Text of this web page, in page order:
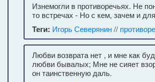
Изнемогли в противоречьях. Не
то встречах - Но с кем, зачем и
Теги: Игорь Северянин//
Любви возврата нет , и мне как
любви бывалых; Мне не сияет
он таинственную даль.